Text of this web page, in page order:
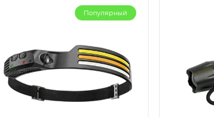
Популярный